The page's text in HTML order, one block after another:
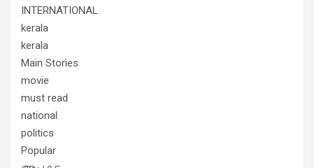
INTERNATIONAL
kerala
kerala
Main Stories
movie
must read
national
politics
Popular